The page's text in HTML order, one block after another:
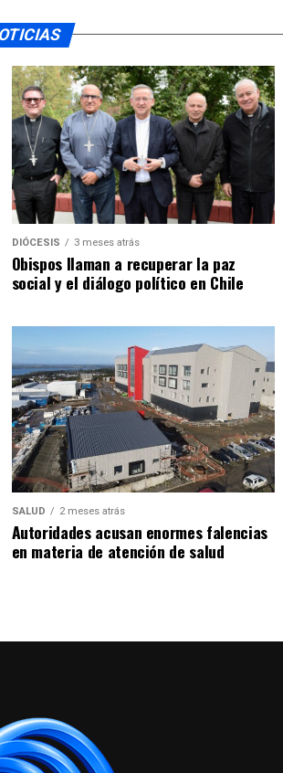
DIÓCESIS 3 meses atrás
Obispos llaman a recuperar la paz
social y el diálogo político en Chile
SALUD 2 meses atrás
Autoridades acusan enormes falencias
en materia de atención de salud